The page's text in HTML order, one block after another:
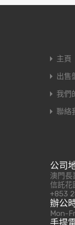
主頁
出售
我們
聯絡
公司
澳門
信託花
+853
辦公
Mon-